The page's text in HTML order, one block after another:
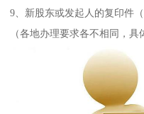
9、新股东或发起人的复印件（
（各地办理要求各不相同，具